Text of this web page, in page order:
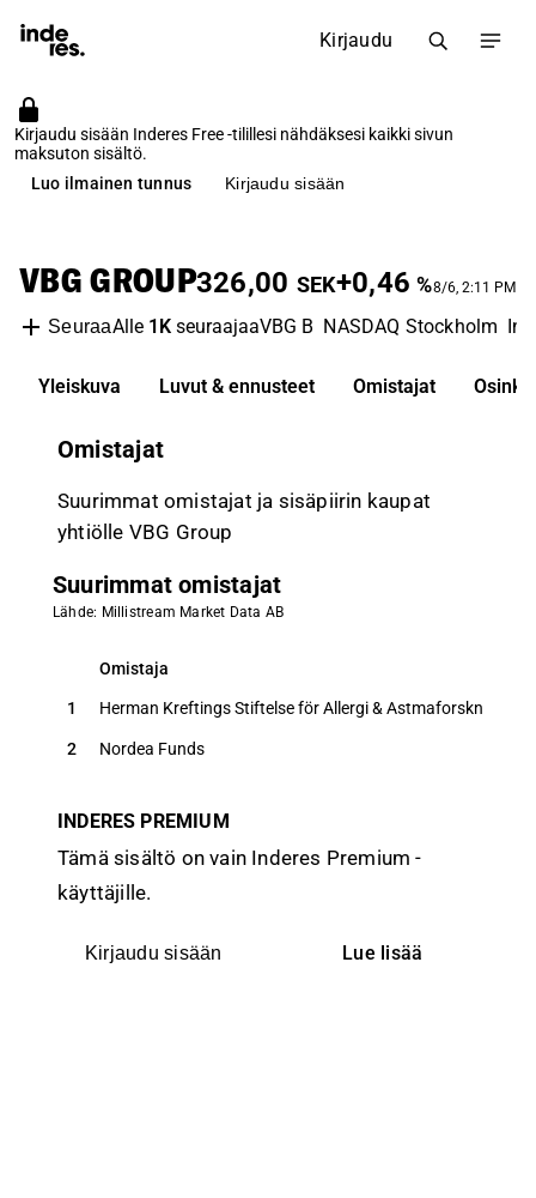
Kirjaudu
Kirjaudu sisään Inderes Free -tilillesi nähdäksesi kaikki sivun
maksuton sisältö.
Luo ilmainen tunnus
Kirjaudu sisään
VBG GROUP326,00 SEK+0,46 %8/6, 2:11 PM
SeuraaAlle 1KseuraajaaVBG B NASDAQ Stockholm
Yleiskuva Luvut & ennusteet Omistajat Osinko
Omistajat
Suurimmat omistajat ja sisäpiirin kaupat
yhtiölle VBG Group
Suurimmat omistajat
Lähde: Millistream Market Data AB
Omistaja
Omistaja
1 Herman Kreftings Stiftelse för Allergi & Astmaforskning
2 Nordea Funds
INDERES PREMIUM
Tämä sisältö on vain Inderes Premium -
käyttäjille.
Kirjaudu sisään Lue lisää